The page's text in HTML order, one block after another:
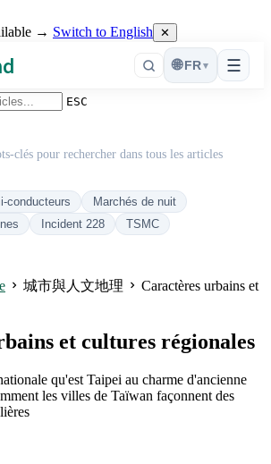
→ Switch to English ✕
☰
🌐 FR ▾
ESC
clés pour rechercher dans tous les articles
conducteurs
Marchés de nuit
Incident 228
TSMC
城市與人文地理
Caractères urbains et
et cultures régionales
qu'est Taipei au charme d'ancienne
les villes de Taïwan façonnent des